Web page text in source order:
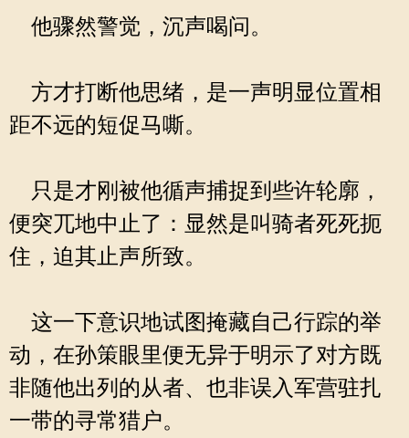
他骤然警觉，沉声喝问。
方才打断他思绪，是一声明显位置相
距不远的短促马嘶。
只是才刚被他循声捕捉到些许轮廓，
便突兀地中止了：显然是叫骑者死死扼
住，迫其止声所致。
这一下意识地试图掩藏自己行踪的举
动，在孙策眼里便无异于明示了对方既
非随他出列的从者、也非误入军营驻扎
一带的寻常猎户。